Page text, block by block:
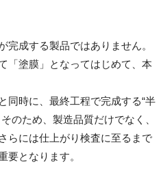
完成する製品ではありません。
「塗膜」となってはじめて、本
同時に、最終工程で完成する“半
のため、製造品質だけでなく、
らには仕上がり検査に至るまで
要となります。